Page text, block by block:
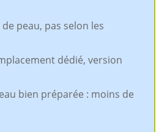
peau, pas selon les
dédié, version
bien préparée : moins de